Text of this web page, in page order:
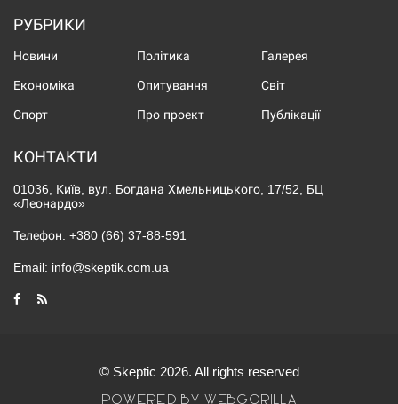
РУБРИКИ
Новини Політика Галерея
Економіка Опитування Світ
Спорт Про проект Публікації
КОНТАКТИ
01036, Київ, вул. Богдана Хмельницького, 17/52, БЦ
«Леонардо»
Телефон: +380 (66) 37-88-591
Email: info@skeptik.com.ua
© Skeptic 2026. All rights reserved
POWERED BY WEBGORILLA